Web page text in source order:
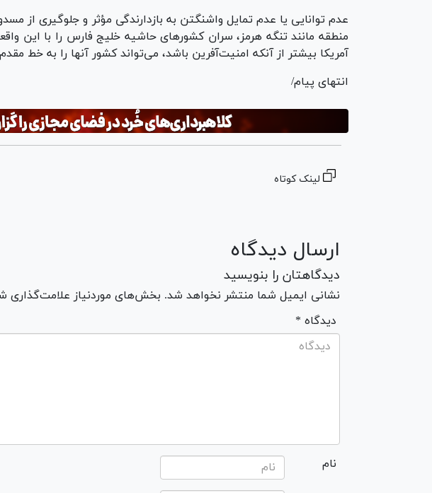
عدم توانایی یا عدم تمایل واشنگتن به بازدارندگی مؤثر و جلوگیری از
منطقه مانند تنگه هرمز، سران کشور‌های حاشیه خلیج فارس را با این
آمریکا بیشتر از آنکه امنیت‌آفرین باشد، می‌تواند کشور آنها را به خط
انتهای پیام/
لینک کوتاه
ارسال دیدگاه
دیدگاهتان را بنویسید
نشانی ایمیل شما منتشر نخواهد شد. بخش‌های موردنیاز علامت‌گذاری
* دیدگاه
نام